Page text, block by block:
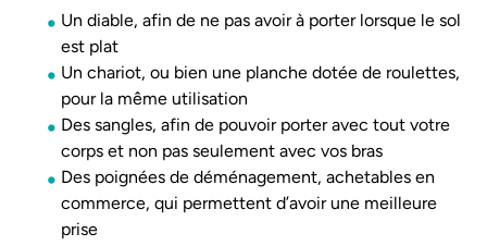
Un diable, afin de ne pas avoir à porter lorsque le sol
est plat
Un chariot, ou bien une planche dotée de roulettes,
pour la même utilisation
Des sangles, afin de pouvoir porter avec tout votre
corps et non pas seulement avec vos bras
Des poignées de déménagement, achetables en
commerce, qui permettent d’avoir une meilleure
prise